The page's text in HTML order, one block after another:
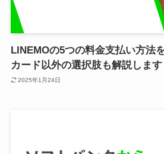
LINEMOの5つの料金支払い方法
カード以外の選択肢も解説します
2025年1月24日